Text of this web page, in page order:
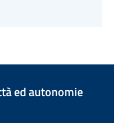
ed autonomie